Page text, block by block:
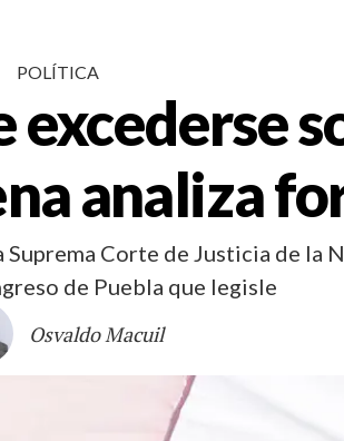
POLÍTICA
excederse
analiza
Corte de Justicia de la
de Puebla que legisle
Osvaldo Macuil